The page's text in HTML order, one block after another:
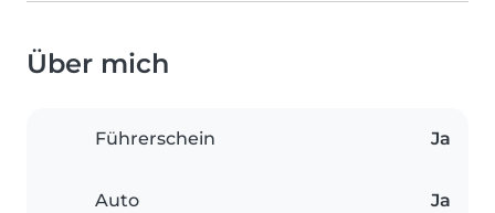
Über mich
Führerschein Ja
Auto Ja